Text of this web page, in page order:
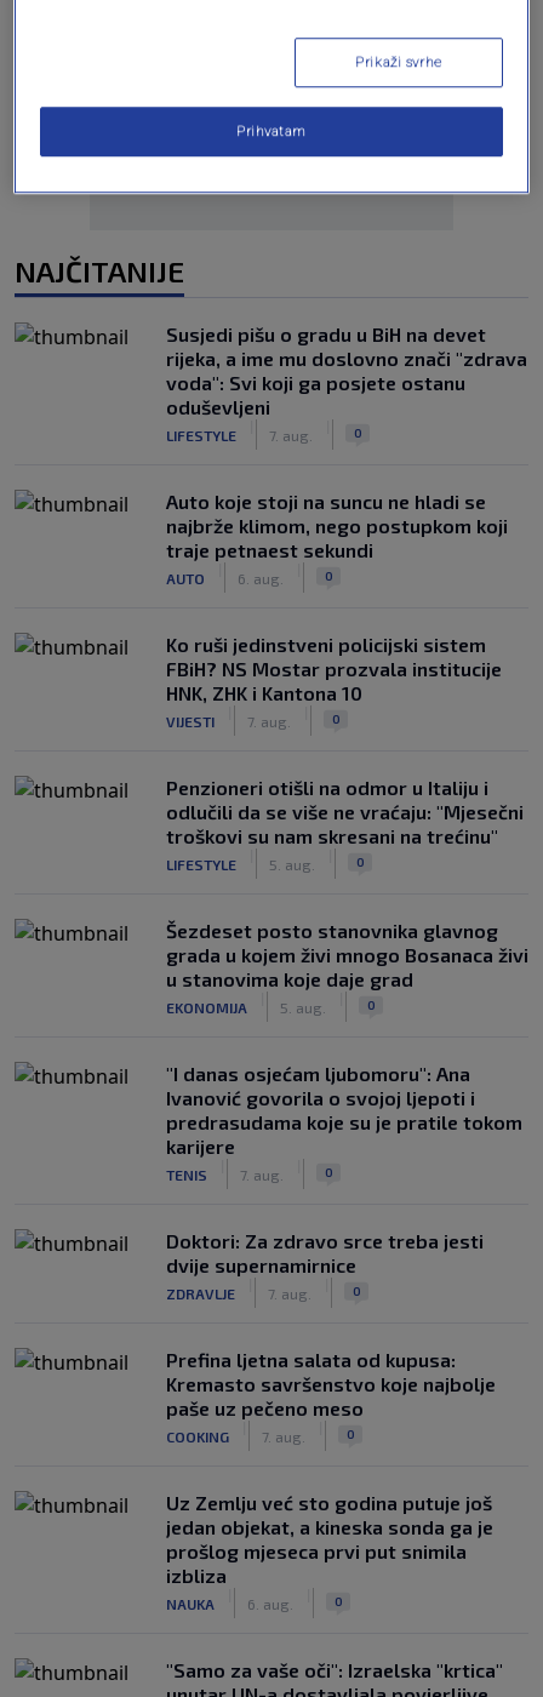
NAJČITANIJE
Susjedi pišu o gradu u BiH na devet
rijeka, a ime mu doslovno znači "zdrava
voda": Svi koji ga posjete ostanu
oduševljeni
LIFESTYLE 7. aug. 0
Auto koje stoji na suncu ne hladi se
najbrže klimom, nego postupkom koji
traje petnaest sekundi
AUTO 6. aug. 0
Ko ruši jedinstveni policijski sistem
FBiH? NS Mostar prozvala institucije
HNK, ZHK i Kantona 10
VIJESTI 7. aug. 0
Penzioneri otišli na odmor u Italiju i
odlučili da se više ne vraćaju: "Mjesečni
troškovi su nam skresani na trećinu"
LIFESTYLE 5. aug. 0
Šezdeset posto stanovnika glavnog
grada u kojem živi mnogo Bosanaca živi
u stanovima koje daje grad
EKONOMIJA 5. aug. 0
"I danas osjećam ljubomoru": Ana
Ivanović govorila o svojoj ljepoti i
predrasudama koje su je pratile tokom
karijere
TENIS 7. aug. 0
Doktori: Za zdravo srce treba jesti
dvije supernamirnice
ZDRAVLJE 7. aug. 0
Prefina ljetna salata od kupusa:
Kremasto savršenstvo koje najbolje
paše uz pečeno meso
COOKING 7. aug. 0
Uz Zemlju već sto godina putuje još
jedan objekat, a kineska sonda ga je
prošlog mjeseca prvi put snimila
izbliza
NAUKA 6. aug. 0
"Samo za vaše oči": Izraelska "krtica"
Prikaži svrhe
Prihvatam